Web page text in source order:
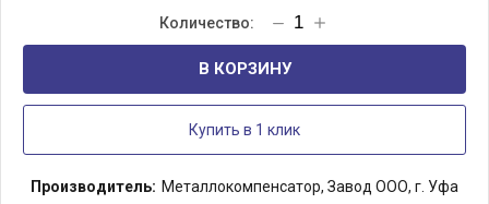
В КОРЗИНУ
Купить в 1 клик
Производитель: Металлокомпенсатор, Завод ООО, г. Уфа